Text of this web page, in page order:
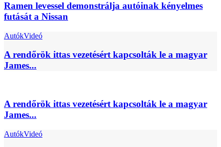
Ramen levessel demonstrálja autóinak kényelmes
futását a Nissan
AutókVideó
A rendőrök ittas vezetésért kapcsolták le a magyar
James...
A rendőrök ittas vezetésért kapcsolták le a magyar
James...
AutókVideó